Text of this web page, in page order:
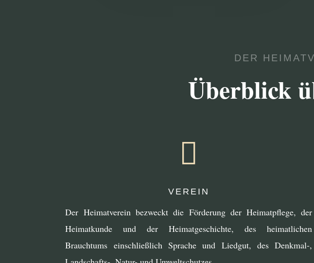
DER
Überblick

VEREIN
Der Heimatverein bezweckt die Förderung der Heimatpflege, der
Heimatkunde und der Heimatgeschichte, des heimatlichen
Brauchtums einschließlich Sprache und Liedgut, des Denkmal-,